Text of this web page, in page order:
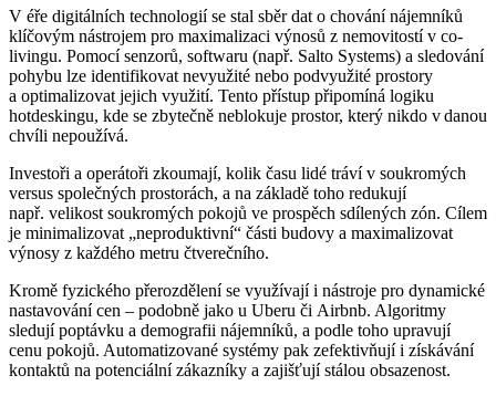
V éře digitálních technologií se stal sběr dat o chování nájemníků
klíčovým nástrojem pro maximalizaci výnosů z nemovitostí v co-
livingu. Pomocí senzorů, softwaru (např. Salto Systems) a sledování
pohybu lze identifikovat nevyužité nebo podvyužité prostory
a optimalizovat jejich využití. Tento přístup připomíná logiku
hotdeskingu, kde se zbytečně neblokuje prostor, který nikdo v danou
chvíli nepoužívá.
Investoři a operátoři zkoumají, kolik času lidé tráví v soukromých
versus společných prostorách, a na základě toho redukují
např. velikost soukromých pokojů ve prospěch sdílených zón. Cílem
je minimalizovat „neproduktivní“ části budovy a maximalizovat
výnosy z každého metru čtverečního.
Kromě fyzického přerozdělení se využívají i nástroje pro dynamické
nastavování cen – podobně jako u Uberu či Airbnb. Algoritmy
sledují poptávku a demografii nájemníků, a podle toho upravují
cenu pokojů. Automatizované systémy pak zefektivňují i získávání
kontaktů na potenciální zákazníky a zajišťují stálou obsazenost.